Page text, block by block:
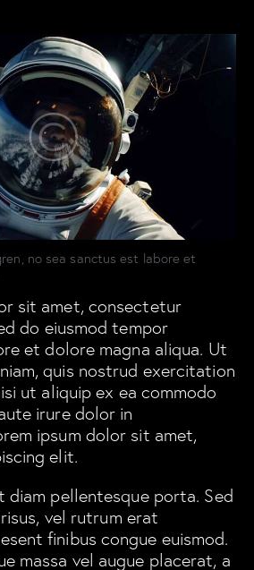
no sea sanctus est labore et
sit amet, consectetur
do eiusmod tempor
et dolore magna aliqua. Ut
quis nostrud exercitation
ut aliquip ex ea commodo
irure dolor in
ipsum dolor sit amet,
elit.
diam pellentesque porta. Sed
vel rutrum erat
finibus congue euismod.
massa vel augue placerat, a